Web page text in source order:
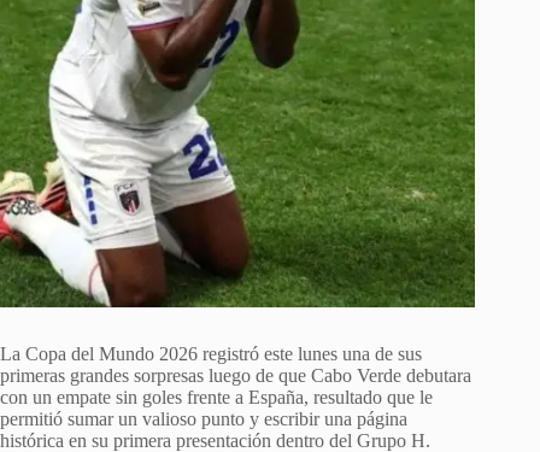
La Copa del Mundo 2026 registró este lunes una de sus
primeras grandes sorpresas luego de que Cabo Verde debutara
con un empate sin goles frente a España, resultado que le
permitió sumar un valioso punto y escribir una página
histórica en su primera presentación dentro del Grupo H.